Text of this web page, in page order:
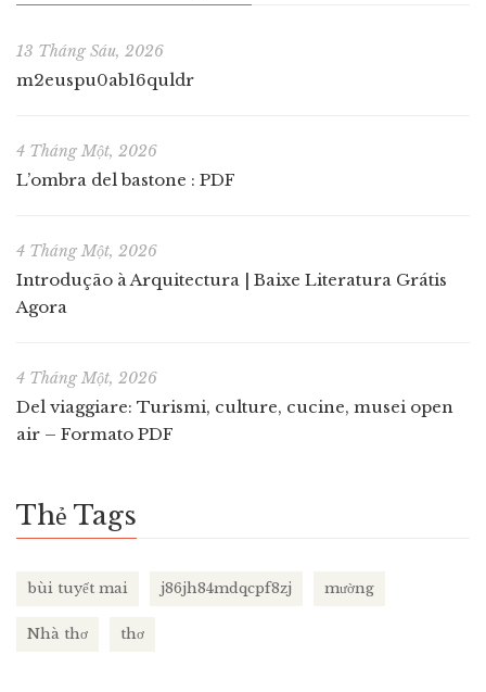
13 Tháng Sáu, 2026
m2euspu0ab16quldr
4 Tháng Một, 2026
L’ombra del bastone : PDF
4 Tháng Một, 2026
Introdução à Arquitectura | Baixe Literatura Grátis
Agora
4 Tháng Một, 2026
Del viaggiare: Turismi, culture, cucine, musei open
air – Formato PDF
Thẻ Tags
bùi tuyết mai j86jh84mdqcpf8zj mường
Nhà thơ thơ